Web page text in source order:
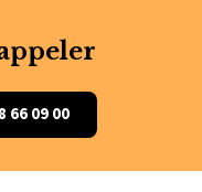
66 09 00